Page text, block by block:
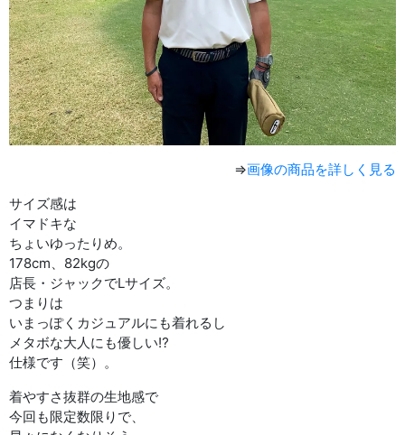
⇒画像の商品を詳しく見る
サイズ感は
イマドキな
ちょいゆったりめ。
178cm、82kgの
店長・ジャックでLサイズ。
つまりは
いまっぽくカジュアルにも着れるし
メタボな大人にも優しい⁉︎
仕様です（笑）。
着やすさ抜群の生地感で
今回も限定数限りで、